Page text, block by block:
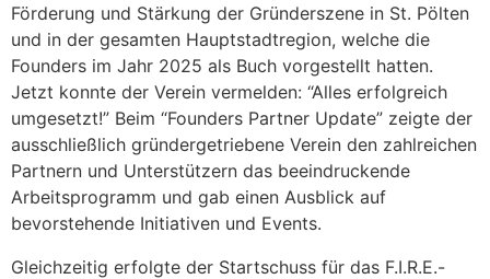
Förderung und Stärkung der Gründerszene in St. Pölten
und in der gesamten Hauptstadtregion, welche die
Founders im Jahr 2025 als Buch vorgestellt hatten.
Jetzt konnte der Verein vermelden: “Alles erfolgreich
umgesetzt!” Beim “Founders Partner Update” zeigte der
ausschließlich gründergetriebene Verein den zahlreichen
Partnern und Unterstützern das beeindruckende
Arbeitsprogramm und gab einen Ausblick auf
bevorstehende Initiativen und Events.
Gleichzeitig erfolgte der Startschuss für das F.I.R.E.-